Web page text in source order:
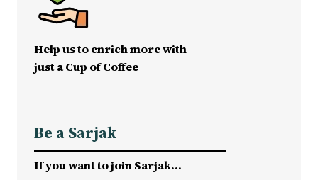
Help us to enrich more with
just a Cup of Coffee
Be a Sarjak
If you want to join Sarjak…